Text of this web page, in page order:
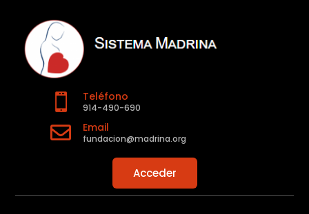
 Teléfono
914-490-690
 Email
fundacion@madrina.org
Acceder